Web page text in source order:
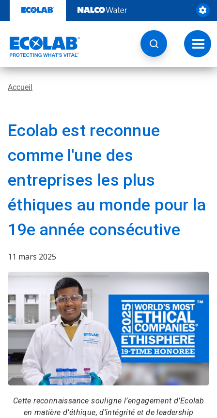
contenu
la
Accueil
Ecolab est reconnue
comme l'une des
entreprises les plus
éthiques au monde pour la
19e année consécutive
11 mars 2025
Cette reconnaissance souligne l’engagement d’Ecolab
en matière d’éthique, d’intégrité et de leadership